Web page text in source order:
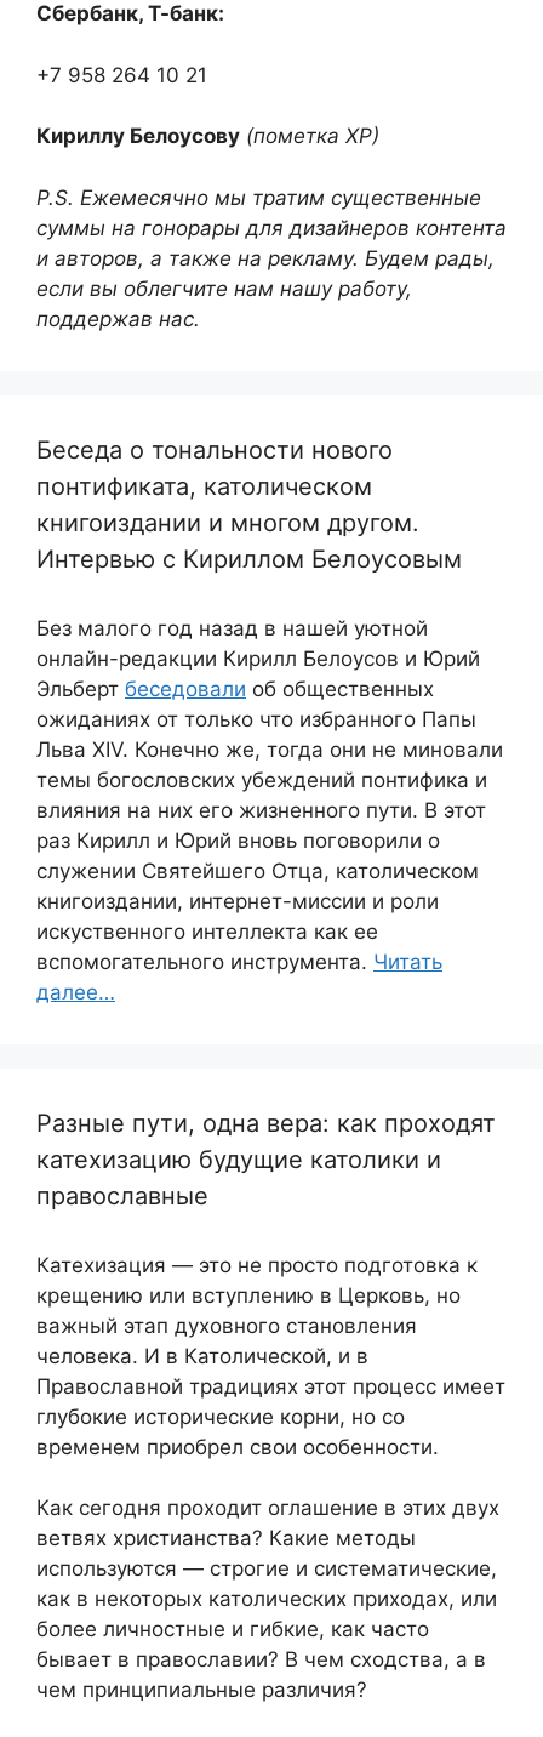
Сбербанк, Т-банк:
+7 958 264 10 21
Кириллу Белоусову (пометка ХР)
P.S. Ежемесячно мы тратим существенные
суммы на гонорары для дизайнеров контента
и авторов, а также на рекламу. Будем рады,
если вы облегчите нам нашу работу,
поддержав нас.
Беседа о тональности нового
понтификата, католическом
книгоиздании и многом другом.
Интервью с Кириллом Белоусовым
Без малого год назад в нашей уютной
онлайн-редакции Кирилл Белоусов и Юрий
Эльберт беседовали об общественных
ожиданиях от только что избранного Папы
Льва XIV. Конечно же, тогда они не миновали
темы богословских убеждений понтифика и
влияния на них его жизненного пути. В этот
раз Кирилл и Юрий вновь поговорили о
служении Святейшего Отца, католическом
книгоиздании, интернет-миссии и роли
искуственного интеллекта как ее
вспомогательного инструмента. Читать
далее…
Разные пути, одна вера: как проходят
катехизацию будущие католики и
православные
Катехизация — это не просто подготовка к
крещению или вступлению в Церковь, но
важный этап духовного становления
человека. И в Католической, и в
Православной традициях этот процесс имеет
глубокие исторические корни, но со
временем приобрел свои особенности.
Как сегодня проходит оглашение в этих двух
ветвях христианства? Какие методы
используются — строгие и систематические,
как в некоторых католических приходах, или
более личностные и гибкие, как часто
бывает в православии? В чем сходства, а в
чем принципиальные различия?